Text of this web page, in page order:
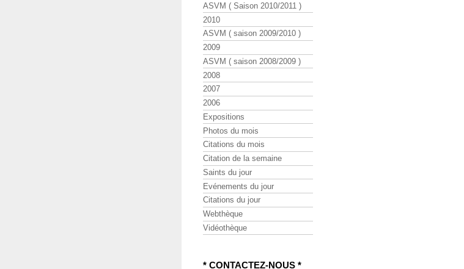
ASVM ( Saison 2010/2011 )
2010
ASVM ( saison 2009/2010 )
2009
ASVM ( saison 2008/2009 )
2008
2007
2006
Expositions
Photos du mois
Citations du mois
Citation de la semaine
Saints du jour
Evénements du jour
Citations du jour
Webthèque
Vidéothèque
* CONTACTEZ-NOUS *